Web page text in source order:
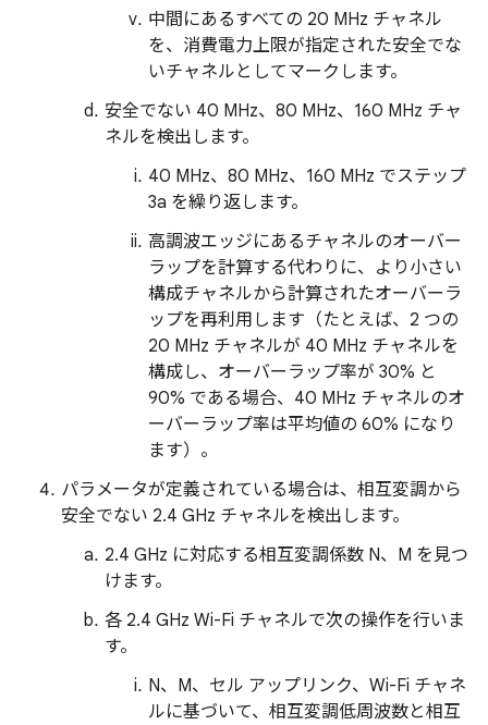
中間にあるすべての 20 MHz チャネル
を、消費電力上限が指定された安全でな
いチャネルとしてマークします。
安全でない 40 MHz、80 MHz、160 MHz チャ
ネルを検出します。
40 MHz、80 MHz、160 MHz でステップ
3a を繰り返します。
高調波エッジにあるチャネルのオーバー
ラップを計算する代わりに、より小さい
構成チャネルから計算されたオーバーラ
ップを再利用します（たとえば、2 つの
20 MHz チャネルが 40 MHz チャネルを
構成し、オーバーラップ率が 30% と
90% である場合、40 MHz チャネルのオ
ーバーラップ率は平均値の 60% になり
ます）。
パラメータが定義されている場合は、相互変調から
安全でない 2.4 GHz チャネルを検出します。
2.4 GHz に対応する相互変調係数 N、M を見つ
けます。
各 2.4 GHz Wi-Fi チャネルで次の操作を行いま
す。
N、M、セル アップリンク、Wi-Fi チャネ
ルに基づいて、相互変調低周波数と相互